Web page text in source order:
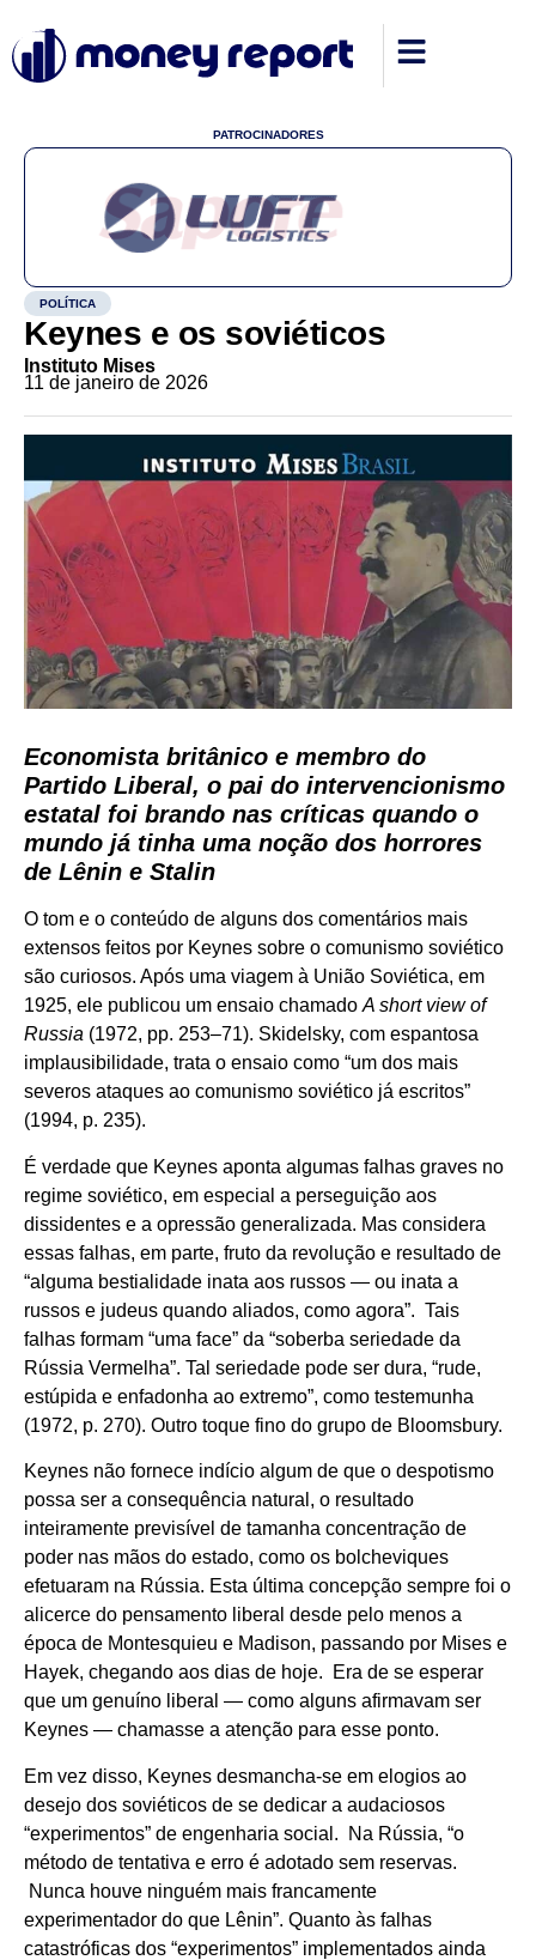
PATROCINADORES
POLÍTICA
Keynes e os soviéticos
Instituto Mises
11 de janeiro de 2026
Economista britânico e membro do
Partido Liberal, o pai do intervencionismo
estatal foi brando nas críticas quando o
mundo já tinha uma noção dos horrores
de Lênin e Stalin
O tom e o conteúdo de alguns dos comentários mais
extensos feitos por Keynes sobre o comunismo soviético
são curiosos. Após uma viagem à União Soviética, em
1925, ele publicou um ensaio chamadoA short view of
Russia (1972, pp. 253–71). Skidelsky, com espantosa
implausibilidade, trata o ensaio como “um dos mais
severos ataques ao comunismo soviético já escritos”
(1994, p. 235).
É verdade que Keynes aponta algumas falhas graves no
regime soviético, em especial a perseguição aos
dissidentes e a opressão generalizada. Mas considera
essas falhas, em parte, fruto da revolução e resultado de
“alguma bestialidade inata aos russos — ou inata a
russos e judeus quando aliados, como agora”. Tais
falhas formam “uma face” da “soberba seriedade da
Rússia Vermelha”. Tal seriedade pode ser dura, “rude,
estúpida e enfadonha ao extremo”, como testemunha
(1972, p. 270). Outro toque fino do grupo de Bloomsbury.
Keynes não fornece indício algum de que o despotismo
possa ser a consequência natural, o resultado
inteiramente previsível de tamanha concentração de
poder nas mãos do estado, como os bolcheviques
efetuaram na Rússia. Esta última concepção sempre foi o
alicerce do pensamento liberal desde pelo menos a
época de Montesquieu e Madison, passando por Mises e
Hayek, chegando aos dias de hoje. Era de se esperar
que um genuíno liberal — como alguns afirmavam ser
Keynes — chamasse a atenção para esse ponto.
Em vez disso, Keynes desmancha-se em elogios ao
desejo dos soviéticos de se dedicar a audaciosos
“experimentos” de engenharia social. Na Rússia, “o
método de tentativa e erro é adotado sem reservas.
Nunca houve ninguém mais francamente
experimentador do que Lênin”. Quanto às falhas
catastróficas dos “experimentos” implementados ainda